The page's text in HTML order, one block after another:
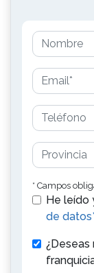
* Campos
He leído
de